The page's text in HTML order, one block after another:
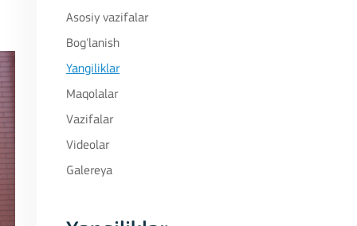
Asosiy vazifalar
Bog'lanish
Yangiliklar
Maqolalar
Vazifalar
Videolar
Galereya